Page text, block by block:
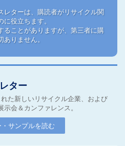
レターは、購読者がリサイクル関
役立ちます。
ることがありますが、第三者に購
りません。
ター
た新しいリサイクル企業、および
会＆カンファレンス。
サンプルを読む